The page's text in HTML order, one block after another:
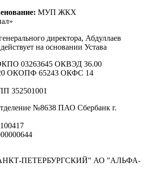
МУП ЖКХ
директора, Абдуллаев
на основании Устава
03263645 ОКВЭД 36.00
ОКОПФ 65243 ОКФС 14
352501001
№8638 ПАО Сбербанк г.
ПЕТЕРБУРГСКИЙ" АО "АЛЬФА-